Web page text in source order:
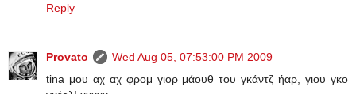
Reply
Provato
Wed Aug 05, 07:53:00 PM 2009
tina μου αχ αχ φρομ γιορ μάουθ του γκάντζ ήαρ, γιου γκο